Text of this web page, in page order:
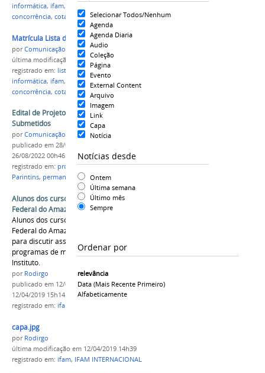
Selecionar Todos/Nenhum
Agenda
Agenda Diaria
Audio
Coleção
Página
Evento
External Content
Arquivo
Imagem
Link
Capa
Notícia
Notícias desde
Ontem
Última semana
Último mês
Sempre
Ordenar por
relevância
Data (mais Recente Primeiro)
Alfabeticamente
informática, ifam,
concorrência, cota
Matrícula Lista de espera 2022 comp.png
porComunicação CPR
última modificação
em 27/07/2022 16h52
registrado em: lista de espera, m
informática, ifam, campus parintins
concorrência, cota
Edital de Projetos Integrais 2022 - Projetos
Submetidos
porComunicação CPR
publicado em 28/07/2022
26/08/2022 00h46
registrado em: projetos integrais,ifam,campus
Parintins, permanência, êxito,seleção
Alunos dos cursos de graduação do Instituto
Federal do Amazonas.
Alunos dos cursos de graduação do Instituto
Federal do Amazonas são recebidos pelo Reitor
para discutir assuntos relacionados aos
programas de mobilidade Internacional do
Instituto.
por Rodirgo
publicado em 12/04/2019—última modificaçãoem
12/04/2019 15h14
registrado em: ifam
capa.jpg
por Rodirgo
última modificação em 12/04/2019 14h39
registrado em: ifam, IFAM INTERNACIONAL